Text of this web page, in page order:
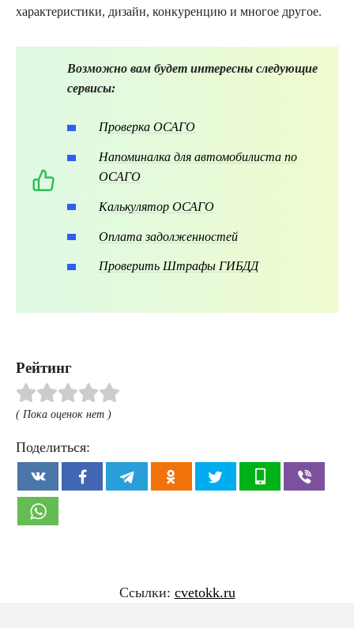
характеристики, дизайн, конкуренцию и многое другое.
Возможно вам будет интересны следующие
сервисы:
Проверка ОСАГО
Напоминалка для автомобилиста по
ОСАГО
Калькулятор ОСАГО
Оплата задолженностей
Проверить Штрафы ГИБДД
Рейтинг
( Пока оценок нет )
Поделиться:
Ссылки: cvetokk.ru